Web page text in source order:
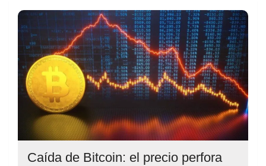
Caída de Bitcoin: el precio perfora